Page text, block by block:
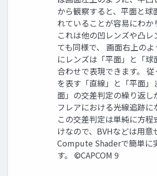
から観察すると、平面と球
れていることが容易にわか
これは他の凹レンズや凸レ
ても同様で、 画面右上の
にレンズは「平面」と「球
合わせで表現できます。 従
を表す「直線」と「平面」
面」の交差判定の繰り返し
フレアにおける光線追跡に
この交差判定は単純に方程
けなので、BVHなどは用意
Compute Shaderで簡単に
す。 ©CAPCOM 9